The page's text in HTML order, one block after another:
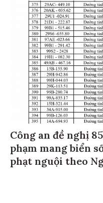
Công an đề nghị
phạm mang biển
phạt nguội theo